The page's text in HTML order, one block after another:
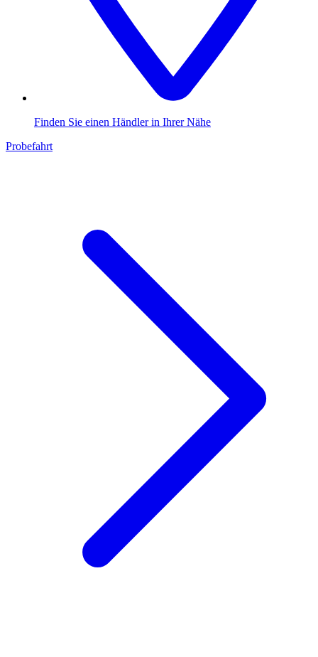
Finden Sie einen Händler in Ihrer Nähe
Probefahrt